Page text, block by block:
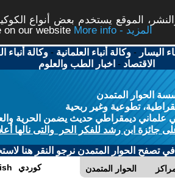
الموقع يستخدم بعض أنواع
on our website
More info - المزيد
اليسار -وكالة أنباء العلمانية -وكالة أنباء
الاقتصاد - اخبار الطب والعلوم
الحوار المتمدن
تطوعية وغير ربحية
ديمقراطي حديث يضمن الحرية
جائزة ابن رشد للفكر الحر والتى نالها
تصفح الحوار المتمدن نرجو النقر هنا
الحوار المتمدن كوردي